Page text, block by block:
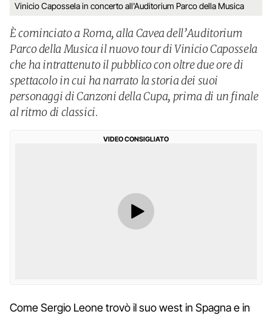
Vinicio Capossela in concerto all'Auditorium Parco della Musica
È cominciato a Roma, alla Cavea dell’Auditorium
Parco della Musica il nuovo tour di Vinicio Capossela
che ha intrattenuto il pubblico con oltre due ore di
spettacolo in cui ha narrato la storia dei suoi
personaggi di Canzoni della Cupa, prima di un finale
al ritmo di classici.
VIDEO CONSIGLIATO
Come Sergio Leone trovò il suo west in Spagna e in